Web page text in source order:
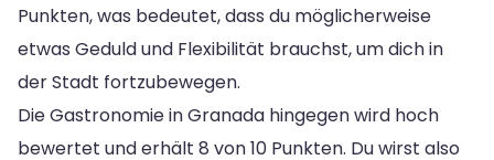
Punkten, was bedeutet, dass du möglicherweise
etwas Geduld und Flexibilität brauchst, um dich in
der Stadt fortzubewegen.
Die Gastronomie in Granada hingegen wird hoch
bewertet und erhält 8 von 10 Punkten. Du wirst also